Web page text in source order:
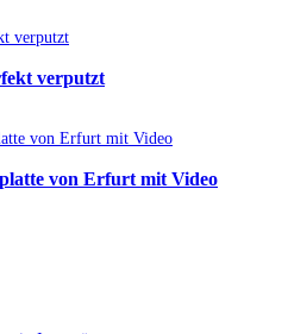
verputzt
von Erfurt mit Video